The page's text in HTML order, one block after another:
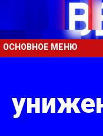
ОСНОВНОЕ МЕНЮ